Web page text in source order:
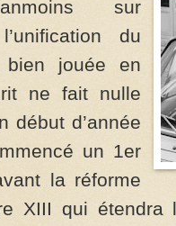
sur
du
bien jouée en
ne fait nulle
début d’année
un 1er
la réforme
XIII qui étendra